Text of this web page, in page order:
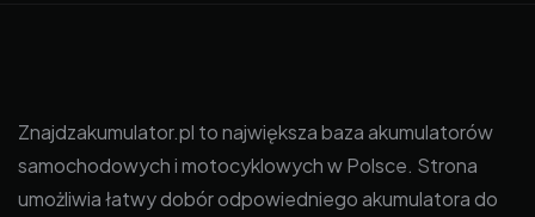
Znajdzakumulator.pl to największa baza akumulatorów
samochodowych i motocyklowych w Polsce. Strona
umożliwia łatwy dobór odpowiedniego akumulatora do